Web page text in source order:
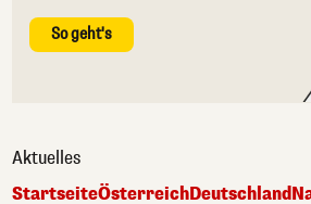
So geht's
Aktuelles
StartseiteÖsterreichDeutschland